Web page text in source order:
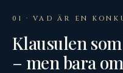
01 · VAD ÄR EN
Klausulen
– men bara